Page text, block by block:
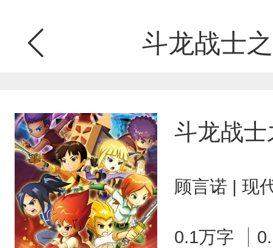
斗龙战士
斗龙战
顾言诺 | 现
0.1万字